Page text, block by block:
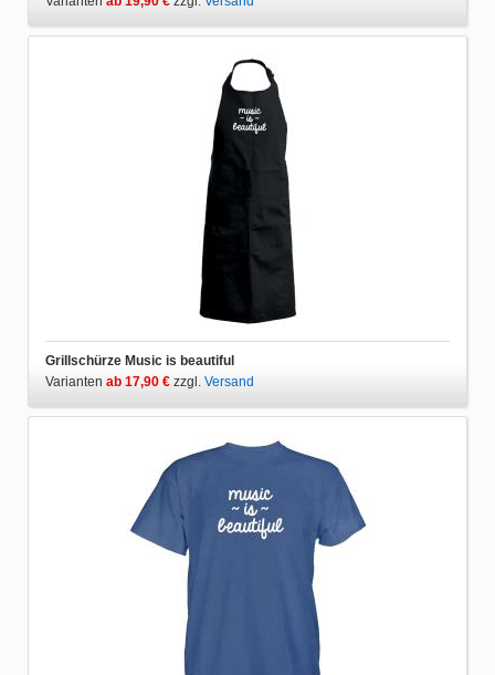
Grillschürze Music is beautiful
Varianten ab 17,90 € zzgl. Versand